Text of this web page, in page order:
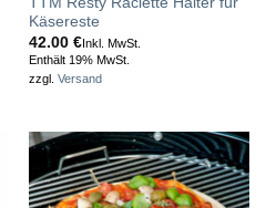
Käsereste
42.00 €Inkl. MwSt.
Enthält 19% MwSt.
zzgl. Versand